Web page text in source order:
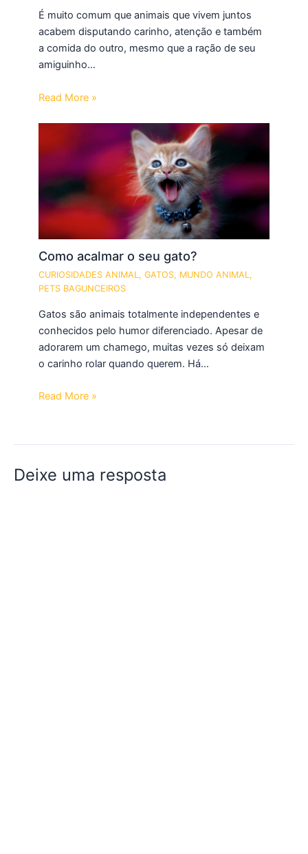
É muito comum que animais que vivem juntos
acabem disputando carinho, atenção e também
a comida do outro, mesmo que a ração de seu
amiguinho…
Read More »
Como acalmar o seu gato?
CURIOSIDADES ANIMAL,GATOS, MUNDO ANIMAL,
PETS BAGUNCEIROS
Gatos são animais totalmente independentes e
conhecidos pelo humor diferenciado. Apesar de
adorarem um chamego, muitas vezes só deixam
o carinho rolar quando querem. Há…
Read More »
Deixe uma resposta